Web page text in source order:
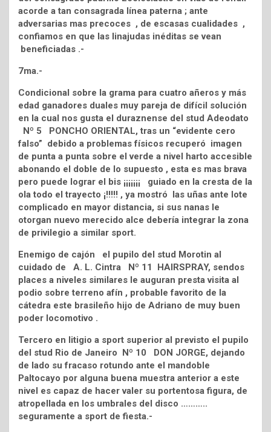
acorde a tan consagrada línea paterna ; ante
adversarias mas precoces , de escasas cualidades ,
confiamos en que las linajudas inéditas se vean
beneficiadas .-
7ma.-
Condicional sobre la grama para cuatro añeros y más
edad ganadores duales muy pareja de difícil solución
en la cual nos gusta el duraznense del stud Adeodato
Nº 5 PONCHO ORIENTAL, tras un “evidente cero
falso” debido a problemas físicos recuperó imagen
de punta a punta sobre el verde a nivel harto accesible
abonando el doble de lo supuesto , esta es mas brava
pero puede lograr el bis ¡¡¡¡¡¡¡ guiado en la cresta de la
ola todo el trayecto ¡!!!!! , ya mostró las uñas ante lote
complicado en mayor distancia, si sus nanas le
otorgan nuevo merecido alce debería integrar la zona
de privilegio a similar sport.
Enemigo de cajón el pupilo del stud Morotin al
cuidado de A. L. Cintra Nº 11 HAIRSPRAY, sendos
places a niveles similares le auguran presta visita al
podio sobre terreno afín , probable favorito de la
cátedra este brasileño hijo de Adriano de muy buen
poder locomotivo .
Tercero en litigio a sport superior al previsto el pupilo
del stud Rio de Janeiro Nº 10 DON JORGE, dejando
de lado su fracaso rotundo ante el mandoble
Paltocayo por alguna buena muestra anterior a este
nivel es capaz de hacer valer su portentosa figura, de
atropellada en los umbrales del disco ………..
seguramente a sport de fiesta.-